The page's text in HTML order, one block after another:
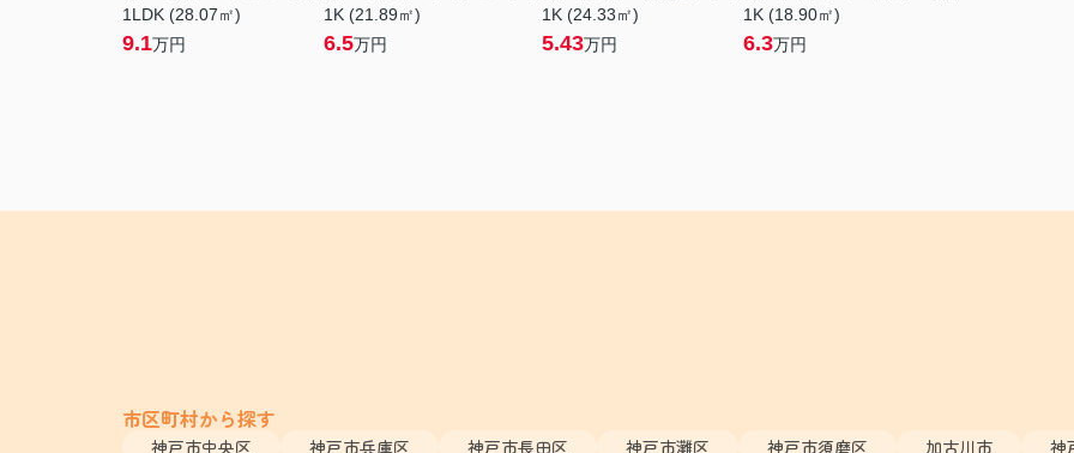
1LDK (28.07㎡)
9.1万円
1K (21.89㎡)
6.5万円
1K (24.33㎡)
5.43万円
1K (18.90㎡)
6.3万円
市区町村から探す
神戸市中央区 神戸市兵庫区 神戸市長田区 神戸市灘区 神戸市須磨区 加古川市 神